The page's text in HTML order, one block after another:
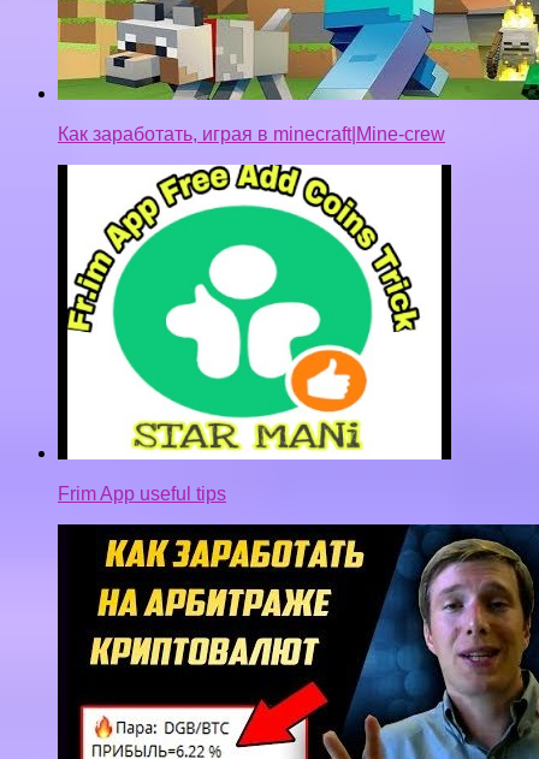
Как заработать, играя в minecraft|Mine-crew
Frim App useful tips